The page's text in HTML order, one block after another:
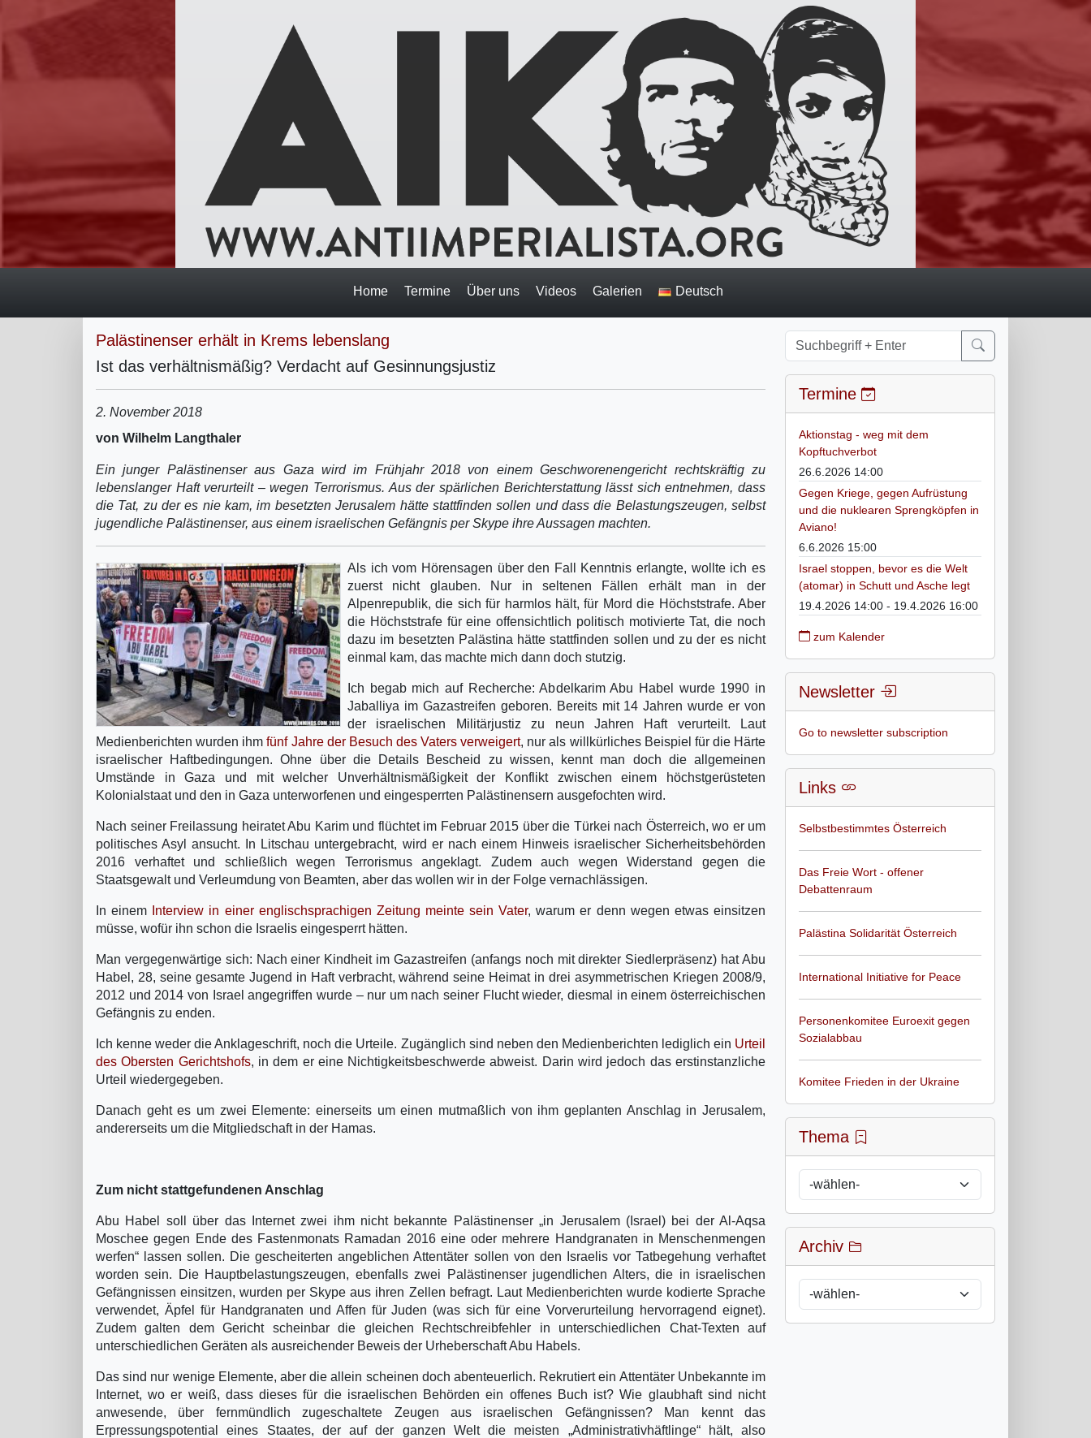
Home Termine Über uns Videos Galerien Deutsch
Palästinenser erhält in Krems lebenslang
Ist das verhältnismäßig? Verdacht auf Gesinnungsjustiz
2. November 2018
von Wilhelm Langthaler
Ein junger Palästinenser aus Gaza wird im Frühjahr 2018 von einem Geschworenengericht rechtskräftig zu
lebenslanger Haft verurteilt – wegen Terrorismus. Aus der spärlichen Berichterstattung lässt sich entnehmen, dass
die Tat, zu der es nie kam, im besetzten Jerusalem hätte stattfinden sollen und dass die Belastungszeugen, selbst
jugendliche Palästinenser, aus einem israelischen Gefängnis per Skype ihre Aussagen machten.
Als ich vom Hörensagen über den Fall Kenntnis erlangte, wollte ich es
zuerst nicht glauben. Nur in seltenen Fällen erhält man in der
Alpenrepublik, die sich für harmlos hält, für Mord die Höchststrafe. Aber
die Höchststrafe für eine offensichtlich politisch motivierte Tat, die noch
dazu im besetzten Palästina hätte stattfinden sollen und zu der es nicht
einmal kam, das machte mich dann doch stutzig.
Ich begab mich auf Recherche: Abdelkarim Abu Habel wurde 1990 in
Jaballiya im Gazastreifen geboren. Bereits mit 14 Jahren wurde er von
der israelischen Militärjustiz zu neun Jahren Haft verurteilt. Laut
Medienberichten wurden ihmfünf Jahre der Besuch des Vaters verweigert, nur als willkürliches Beispiel für die Härte
israelischer Haftbedingungen. Ohne über die Details Bescheid zu wissen, kennt man doch die allgemeinen
Umstände in Gaza und mit welcher Unverhältnismäßigkeit der Konflikt zwischen einem höchstgerüsteten
Kolonialstaat und den in Gaza unterworfenen und eingesperrten Palästinensern ausgefochten wird.
Nach seiner Freilassung heiratet Abu Karim und flüchtet im Februar 2015 über die Türkei nach Österreich, wo er um
politisches Asyl ansucht. In Litschau untergebracht, wird er nach einem Hinweis israelischer Sicherheitsbehörden
2016 verhaftet und schließlich wegen Terrorismus angeklagt. Zudem auch wegen Widerstand gegen die
Staatsgewalt und Verleumdung von Beamten, aber das wollen wir in der Folge vernachlässigen.
In einem Interview in einer englischsprachigen Zeitung meinte sein Vater, warum er denn wegen etwas einsitzen
müsse, wofür ihn schon die Israelis eingesperrt hätten.
Man vergegenwärtige sich: Nach einer Kindheit im Gazastreifen (anfangs noch mit direkter Siedlerpräsenz) hat Abu
Habel, 28, seine gesamte Jugend in Haft verbracht, während seine Heimat in drei asymmetrischen Kriegen 2008/9,
2012 und 2014 von Israel angegriffen wurde – nur um nach seiner Flucht wieder, diesmal in einem österreichischen
Gefängnis zu enden.
Ich kenne weder die Anklageschrift, noch die Urteile. Zugänglich sind neben den Medienberichten lediglich ein Urteil
des Obersten Gerichtshofs, in dem er eine Nichtigkeitsbeschwerde abweist. Darin wird jedoch das erstinstanzliche
Urteil wiedergegeben.
Danach geht es um zwei Elemente: einerseits um einen mutmaßlich von ihm geplanten Anschlag in Jerusalem,
andererseits um die Mitgliedschaft in der Hamas.
Zum nicht stattgefundenen Anschlag
Abu Habel soll über das Internet zwei ihm nicht bekannte Palästinenser „in Jerusalem (Israel) bei der Al-Aqsa
Moschee gegen Ende des Fastenmonats Ramadan 2016 eine oder mehrere Handgranaten in Menschenmengen
werfen“ lassen sollen. Die gescheiterten angeblichen Attentäter sollen von den Israelis vor Tatbegehung verhaftet
worden sein. Die Hauptbelastungszeugen, ebenfalls zwei Palästinenser jugendlichen Alters, die in israelischen
Gefängnissen einsitzen, wurden per Skype aus ihren Zellen befragt. Laut Medienberichten wurde kodierte Sprache
verwendet, Äpfel für Handgranaten und Affen für Juden (was sich für eine Vorverurteilung hervorragend eignet).
Zudem galten dem Gericht scheinbar die gleichen Rechtschreibfehler in unterschiedlichen Chat-Texten auf
unterschiedlichen Geräten als ausreichender Beweis der Urheberschaft Abu Habels.
Das sind nur wenige Elemente, aber die allein scheinen doch abenteuerlich. Rekrutiert ein Attentäter Unbekannte im
Internet, wo er weiß, dass dieses für die israelischen Behörden ein offenes Buch ist? Wie glaubhaft sind nicht
anwesende, über fernmündlich zugeschaltete Zeugen aus israelischen Gefängnissen? Man kennt das
Erpressungspotential eines Staates, der auf der ganzen Welt die meisten „Administrativhäftlinge“ hält, also
Termine
Aktionstag - weg mit dem
Kopftuchverbot
26.6.2026 14:00
Gegen Kriege, gegen Aufrüstung
und die nuklearen Sprengköpfen in
Aviano!
6.6.2026 15:00
Israel stoppen, bevor es die Welt
(atomar) in Schutt und Asche legt
19.4.2026 14:00 - 19.4.2026 16:00
zum Kalender
Newsletter
Go to newsletter subscription
Links
Selbstbestimmtes Österreich
Das Freie Wort - offener
Debattenraum
Palästina Solidarität Österreich
International Initiative for Peace
Personenkomitee Euroexit gegen
Sozialabbau
Komitee Frieden in der Ukraine
Thema
Archiv